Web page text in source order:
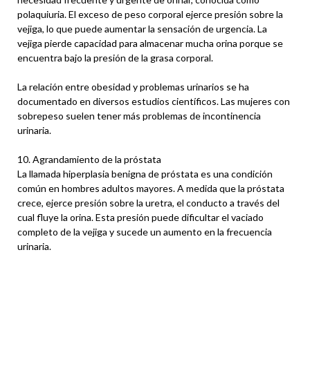
polaquiuria. El exceso de peso corporal ejerce presión sobre la
vejiga, lo que puede aumentar la sensación de urgencia. La
vejiga pierde capacidad para almacenar mucha orina porque se
encuentra bajo la presión de la grasa corporal.
La relación entre obesidad y problemas urinarios se ha
documentado en diversos estudios científicos. Las mujeres con
sobrepeso suelen tener más problemas de incontinencia
urinaria.
10. Agrandamiento de la próstata
La llamada hiperplasia benigna de próstata es una condición
común en hombres adultos mayores. A medida que la próstata
crece, ejerce presión sobre la uretra, el conducto a través del
cual fluye la orina. Esta presión puede dificultar el vaciado
completo de la vejiga y sucede un aumento en la frecuencia
urinaria.